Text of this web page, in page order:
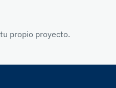
propio proyecto.